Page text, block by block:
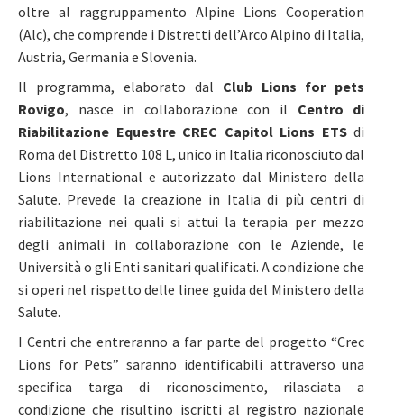
oltre al raggruppamento Alpine Lions Cooperation
(Alc), che comprende i Distretti dell’Arco Alpino di Italia,
Austria, Germania e Slovenia.
Il programma, elaborato dal Club Lions for pets
Rovigo, nasce in collaborazione con il Centro di
Riabilitazione Equestre CREC Capitol Lions ETSdi
Roma del Distretto 108 L, unico in Italia riconosciuto dal
Lions International e autorizzato dal Ministero della
Salute. Prevede la creazione in Italia di più centri di
riabilitazione nei quali si attui la terapia per mezzo
degli animali in collaborazione con le Aziende, le
Università o gli Enti sanitari qualificati. A condizione che
si operi nel rispetto delle linee guida del Ministero della
Salute.
I Centri che entreranno a far parte del progetto “Crec
Lions for Pets” saranno identificabili attraverso una
specifica targa di riconoscimento, rilasciata a
condizione che risultino iscritti al registro nazionale